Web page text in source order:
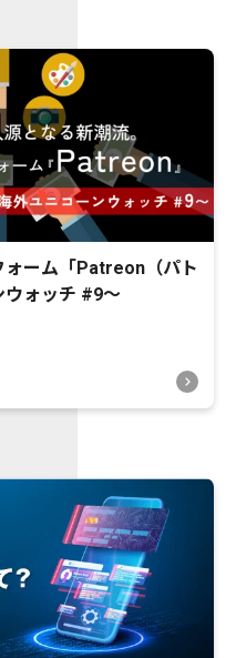
ォーム「Patreon（パト
ウォッチ #9〜